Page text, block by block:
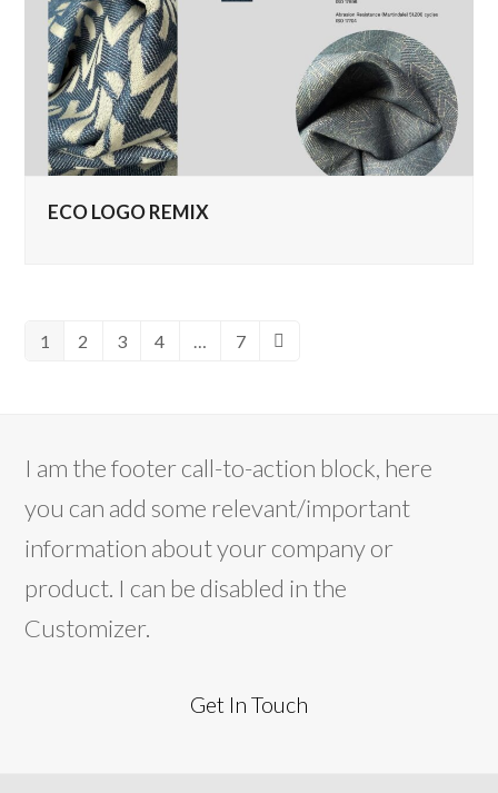
ECO LOGO REMIX
Pagina
1 Pagina
2 Pagina
3 Pagina
4 Pagina
7 Successivo
I am the footer call-to-action block, here
you can add some relevant/important
information about your company or
product. I can be disabled in the
Customizer.
Get In Touch